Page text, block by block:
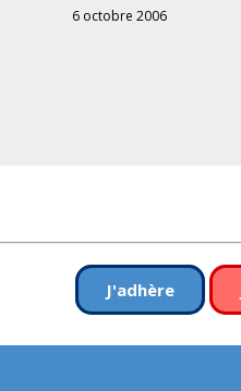
6 octobre 2006
J'adhère